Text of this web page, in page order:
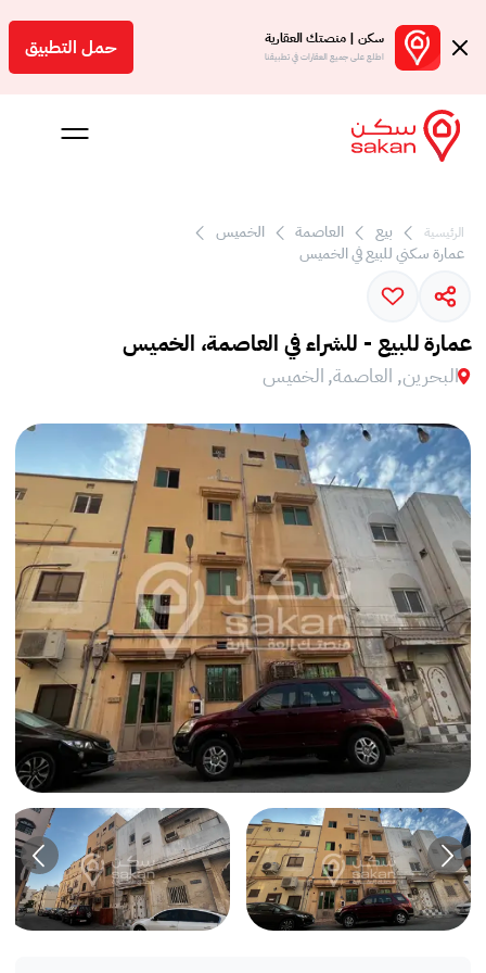
سكن | منصتك العقارية
اطلع على جميع العقارات في تطبيقنا حمل التطبيق
بالعمولة
الرئيسية بيع العاصمة
الخميس
عمارة سكني للبيع في الخميس
عمارة للبيع - للشراء في العاصمة، الخميس
البحرين, العاصمة, الخميس